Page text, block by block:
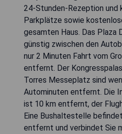
24-Stunden-Rezeption und
Parkplätze sowie
gesamten Haus. Das Plaza
günstig zwischen den
nur 2 Minuten Fahrt vom
entfernt. Der
Torres Messeplatz sind
Autominuten entfernt. Die
ist 10 km entfernt, der
Eine Bushaltestelle
entfernt und verbindet Sie